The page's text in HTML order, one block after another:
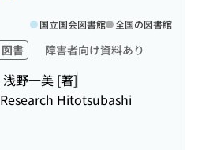
図書 障害者向け資料あり
野一美 [著]
Hitotsubashi
国立国会図書館 全国の図書館